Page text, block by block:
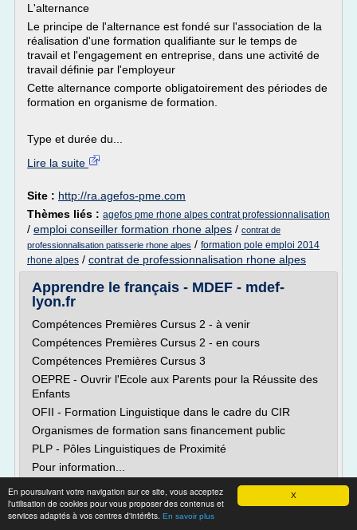
X
En poursuivant votre navigation sur ce site, vous acceptez
l'utilisation de cookies pour vous proposer des contenus et
services adaptés à vos centres d'intérêts. En savoir plus
L'alternance
Le principe de l'alternance est fondé sur l'association de la
réalisation d'une formation qualifiante sur le temps de
travail et l'engagement en entreprise, dans une activité de
travail définie par l'employeur
Cette alternance comporte obligatoirement des périodes de
formation en organisme de formation.
Type et durée du...
Lire la suite
Site : http://ra.agefos-pme.com
Thèmes liés : agefos pme rhone alpes contrat professionnalisation
/ emploi conseiller formation rhone alpes / contrat de
professionnalisation patisserie rhone alpes / formation pole emploi 2014
rhone alpes / contrat de professionnalisation rhone alpes
Apprendre le français - MDEF - mdef-
lyon.fr
Compétences Premières Cursus 2 - à venir
Compétences Premières Cursus 2 - en cours
Compétences Premières Cursus 3
OEPRE - Ouvrir l'Ecole aux Parents pour la Réussite des
Enfants
OFII - Formation Linguistique dans le cadre du CIR
Organismes de formation sans financement public
PLP - Pôles Linguistiques de Proximité
Pour information...
Lire la suite